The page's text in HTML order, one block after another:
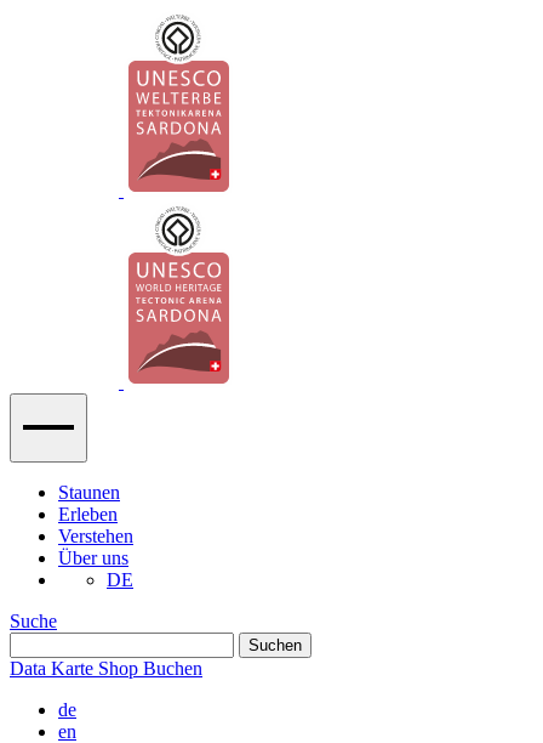
Staunen
Erleben
Verstehen
Über uns
DE
Suche
Data Karte Shop Buchen
de
en